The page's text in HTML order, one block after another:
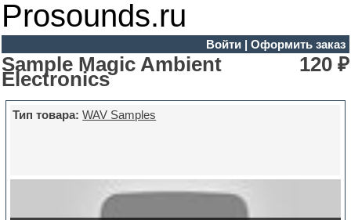
Prosounds.ru
Войти| Оформить заказ
Sample Magic Ambient
Electronics
120 ₽
Тип товара: WAV Samples